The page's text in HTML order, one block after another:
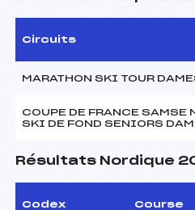
Circuits
MARATHON SKI TOUR
COUPE DE FRANCE SAMSE
SKI DE FOND SENIORS
Résultats Nordique
Codex Course